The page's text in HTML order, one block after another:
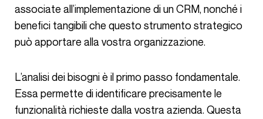
associate all’implementazione di un CRM, nonché i
benefici tangibili che questo strumento strategico
può apportare alla vostra organizzazione.
L’analisi dei bisogni è il primo passo fondamentale.
Essa permette di identificare precisamente le
funzionalità richieste dalla vostra azienda. Questa